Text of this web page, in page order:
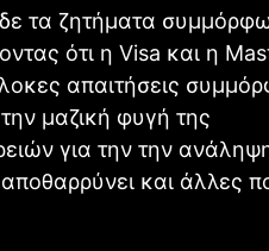
τα ζητήματα
ότι η Visa και η
απαιτήσεις
μαζική φυγή της
για την την
και άλλες